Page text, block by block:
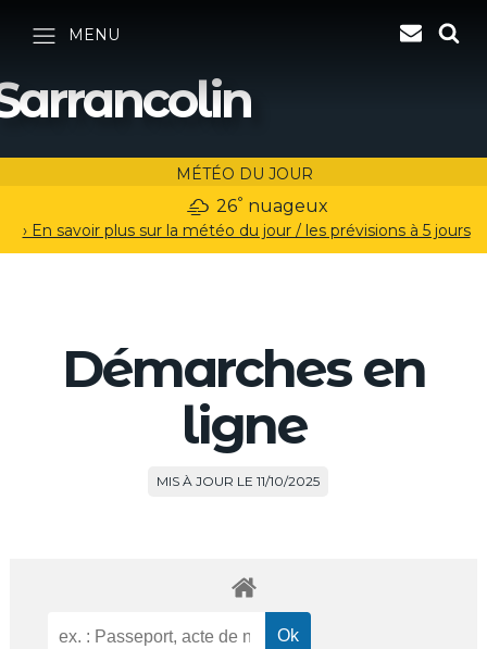
MENU
MÉTÉO DU JOUR
26° nuageux
› En savoir plus sur la météo du jour / les prévisions à 5 jours
Démarches en
ligne
MIS À JOUR LE 11/10/2025